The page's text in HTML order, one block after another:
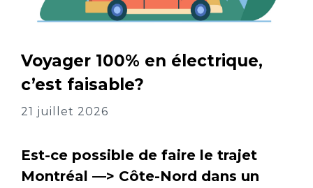
Voyager 100% en électrique,
c’est faisable?
21 juillet 2026
Est-ce possible de faire le trajet
Montréal —> Côte-Nord dans un